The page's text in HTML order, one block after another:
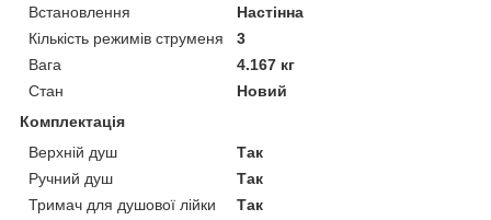
Встановлення
Настінна
Кількість режимів струменя
3
Вага
4.167 кг
Стан
Новий
Комплектація
Верхній душ
Так
Ручний душ
Так
Тримач для душової лійки
Так